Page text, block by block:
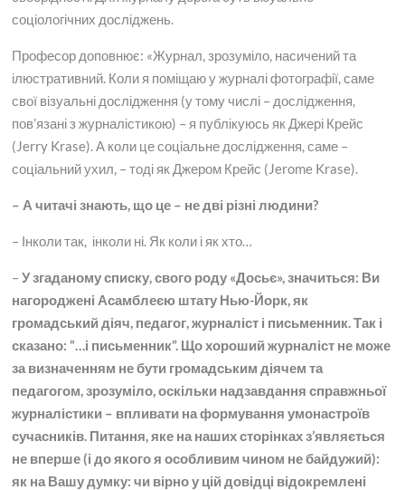
соціологічних досліджень.
Професор доповнює: «Журнал, зрозуміло, насичений та
ілюстративний. Коли я поміщаю у журналі фотографії, саме
свої візуальні дослідження (у тому числі – дослідження,
пов’язані з журналістикою) – я публікуюсь як Джері Крейс
(Jerry Krase). А коли це соціальне дослідження, саме –
соціальний ухил, – тоді як Джером Крейс (Jerome Krase).
– А читачі знають, що це – не дві різні людини?
– Інколи так, інколи ні. Як коли і як хто…
–У згаданому списку, свого роду «Досьє», значиться: Ви
нагороджені Асамблеєю штату Нью-Йорк, як
громадський діяч, педагог, журналіст і письменник. Так і
сказано: “…і письменник”. Що хороший журналіст не може
за визначенням не бути громадським діячем та
педагогом, зрозуміло, оскільки надзавдання справжньої
журналістики – впливати на формування умонастроїв
сучасників. Питання, яке на наших сторінках з’являється
не вперше (і до якого я особливим чином не байдужий):
як на Вашу думку: чи вірно у цій довідці відокремлені